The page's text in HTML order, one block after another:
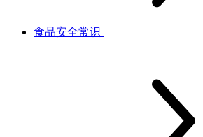
食品安全常识